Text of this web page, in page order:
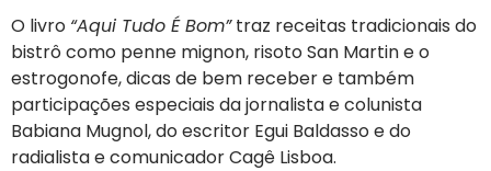
O livro “Aqui Tudo É Bom”traz receitas tradicionais do
bistrô como penne mignon, risoto San Martin e o
estrogonofe, dicas de bem receber e também
participações especiais da jornalista e colunista
Babiana Mugnol, do escritor Egui Baldasso e do
radialista e comunicador Cagê Lisboa.